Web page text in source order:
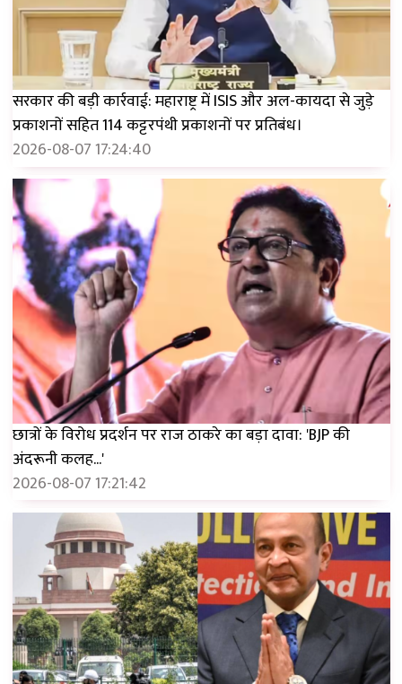
सरकार की बड़ी कार्रवाई: महाराष्ट्र में ISIS और अल-कायदा से जुड़े
प्रकाशनों सहित 114 कट्टरपंथी प्रकाशनों पर प्रतिबंध।
2026-08-07 17:24:40
छात्रों के विरोध प्रदर्शन पर राज ठाकरे का बड़ा दावा: 'BJP की
अंदरूनी कलह...'
2026-08-07 17:21:42